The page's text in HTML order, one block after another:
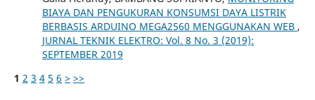
BIAYA DAN PENGUKURAN KONSUMSI DAYA LISTRIK
BERBASIS ARDUINO MEGA2560 MENGGUNAKAN WEB ,
JURNAL TEKNIK ELEKTRO: Vol. 8 No. 3 (2019):
SEPTEMBER 2019
1 2 3 4 5 6 > >>